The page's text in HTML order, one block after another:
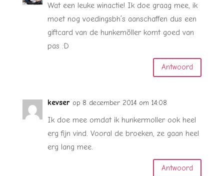
Wat een leuke winactie! Ik doe graag mee, ik
moet nog voedingsbh’s aanschaffen dus een
giftcard van de hunkemöller komt goed van
pas :D
Antwoord
kevser op 8 december 2014 om 14:08
Ik doe mee omdat ik hunkermoller ook heel
erg fijn vind. Vooral de broeken, ze gaan heel
erg lang mee.
Antwoord